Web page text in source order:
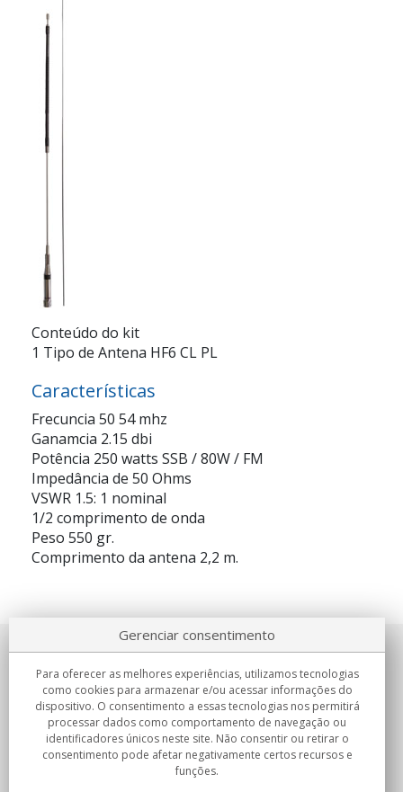
Conteúdo do kit
1 Tipo de Antena HF6 CL PL
Características
Frecuncia 50 54 mhz
Ganamcia 2.15 dbi
Potência 250 watts SSB / 80W / FM
Impedância de 50 Ohms
VSWR 1.5: 1 nominal
1/2 comprimento de onda
Peso 550 gr.
Comprimento da antena 2,2 m.
Sobre nosotros
Compromissos
Compras
Gerenciar consentimento
Para oferecer as melhores experiências, utilizamos tecnologias
como cookies para armazenar e/ou acessar informações do
dispositivo. O consentimento a essas tecnologias nos permitirá
processar dados como comportamento de navegação ou
identificadores únicos neste site. Não consentir ou retirar o
consentimento pode afetar negativamente certos recursos e
funções.